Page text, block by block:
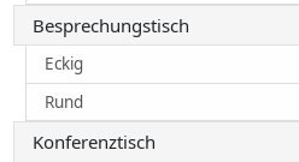
Besprechungstisch
Eckig
Rund
Konferenztisch